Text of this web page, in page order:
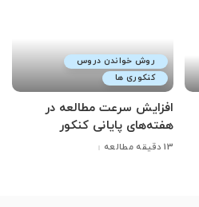
روش خواندن دروس
کنکوری ها
افزایش سرعت مطالعه در
هفته‌های پایانی کنکور
13 دقیقه مطالعه